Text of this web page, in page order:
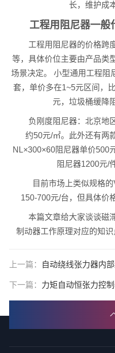
长，维护成
工程用阻尼器一般
工程用阻尼器的价格跨
等，具体价位主要由产品类
场景决定。 小型通用工程阻
套，单价多在1~5元区间，
元，垃圾桶缓降
负刚度阻尼器：北京地
约50元/㎡。此外还有两
NL×300×60阻尼器单价500
阻尼器1200元/
目前市场上类似规格
150-700元/台，但具体价
本篇文章给大家谈谈磁
制动器工作原理对应的知识
上一篇： 自动绕线张力器内
下一篇： 力矩自动恒张力控